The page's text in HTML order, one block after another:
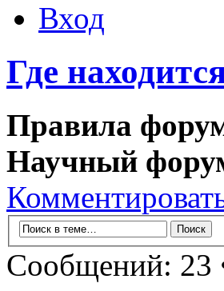
Вход
Где
Правила
Научный
Сообщений: 23